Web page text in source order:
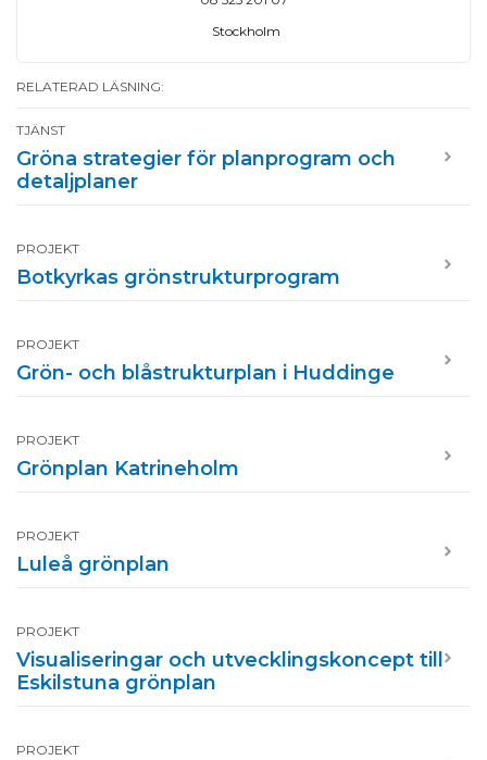
Stockholm
RELATERAD LÄSNING:
TJÄNST
Gröna strategier för planprogram och
detaljplaner
PROJEKT
Botkyrkas grönstrukturprogram
PROJEKT
Grön- och blåstrukturplan i Huddinge
PROJEKT
Grönplan Katrineholm
PROJEKT
Luleå grönplan
PROJEKT
Visualiseringar och utvecklingskoncept till
Eskilstuna grönplan
PROJEKT